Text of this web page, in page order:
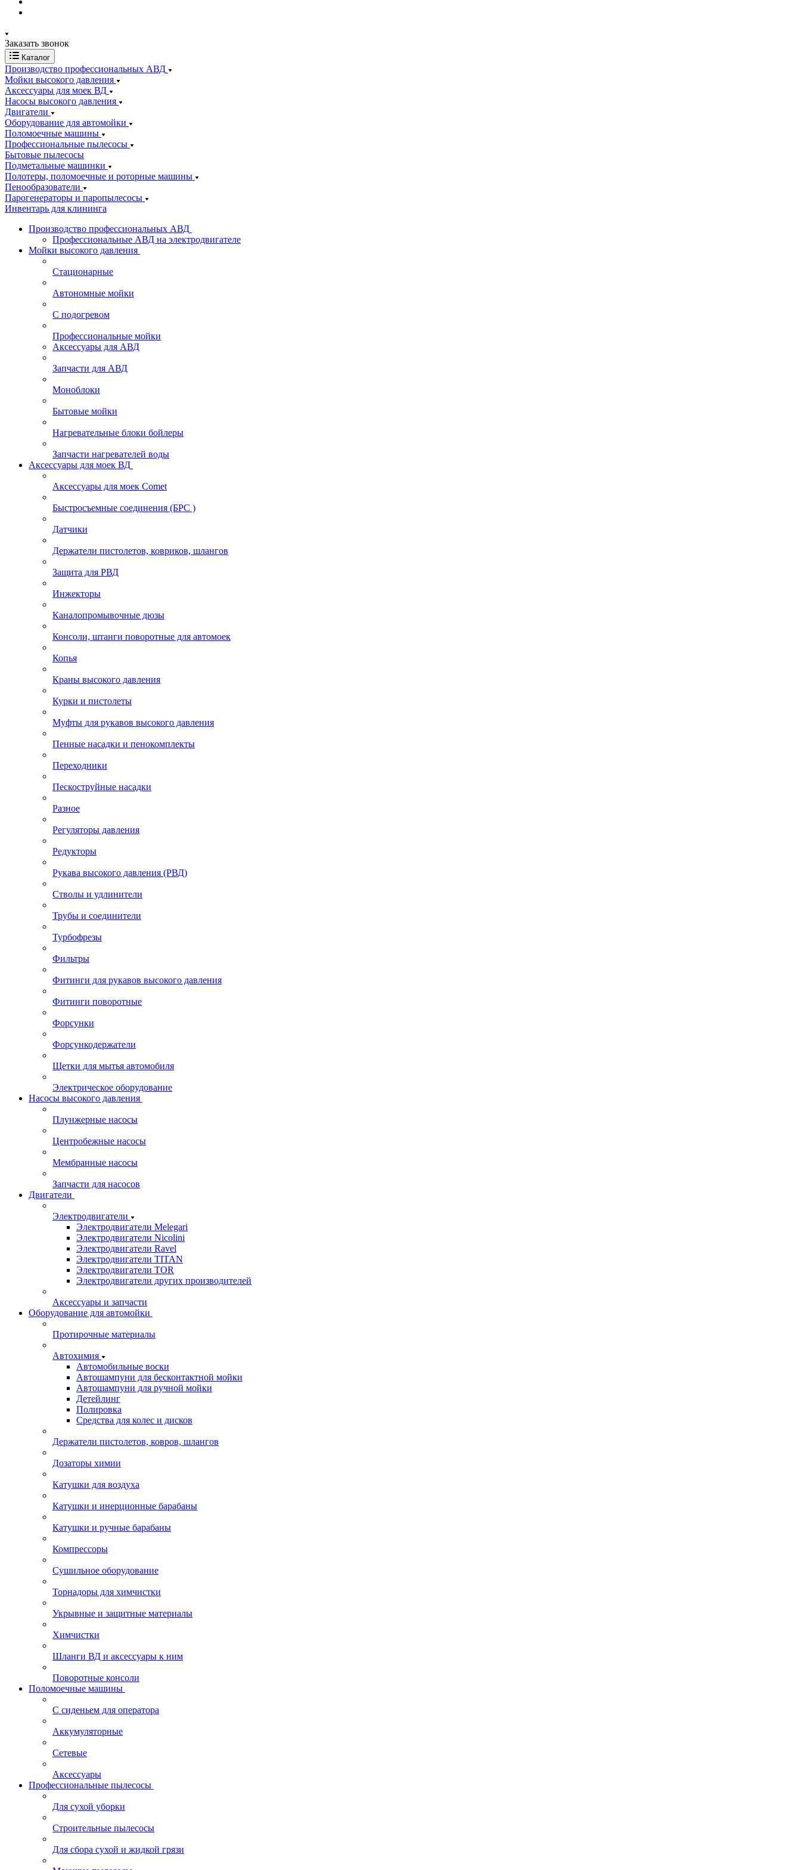
Заказать звонок
Каталог
Производство профессиональных АВД
Мойки высокого давления
Аксессуары для моек ВД
Насосы высокого давления
Двигатели
Оборудование для автомойки
Поломоечные машины
Профессиональные пылесосы
Бытовые пылесосы
Подметальные машинки
Полотеры, поломоечные и роторные машины
Пенообразователи
Парогенераторы и паропылесосы
Инвентарь для клининга
Производство профессиональных АВД
Профессиональные АВД на электродвигателе
Мойки высокого давления
Стационарные
Автономные мойки
С подогревом
Профессиональные мойки
Аксессуары для АВД
Запчасти для АВД
Моноблоки
Бытовые мойки
Нагревательные блоки бойлеры
Запчасти нагревателей воды
Аксессуары для моек ВД
Аксессуары для моек Comet
Быстросъемные соединения (БРС )
Датчики
Держатели пистолетов, ковриков, шлангов
Защита для РВД
Инжекторы
Каналопромывочные дюзы
Консоли, штанги поворотные для автомоек
Копья
Краны высокого давления
Курки и пистолеты
Муфты для рукавов высокого давления
Пенные насадки и пенокомплекты
Переходники
Пескоструйные насадки
Разное
Регуляторы давления
Редукторы
Рукава высокого давления (РВД)
Стволы и удлинители
Трубы и соединители
Турбофрезы
Фильтры
Фитинги для рукавов высокого давления
Фитинги поворотные
Форсунки
Форсункодержатели
Щетки для мытья автомобиля
Электрическое оборудование
Насосы высокого давления
Плунжерные насосы
Центробежные насосы
Мембранные насосы
Запчасти для насосов
Двигатели
Электродвигатели
Электродвигатели Melegari
Электродвигатели Nicolini
Электродвигатели Ravel
Электродвигатели TITAN
Электродвигатели TOR
Электродвигатели других производителей
Аксессуары и запчасти
Оборудование для автомойки
Протирочные материалы
Автохимия
Автомобильные воски
Автошампуни для бесконтактной мойки
Автошампуни для ручной мойки
Детейлинг
Полировка
Средства для колес и дисков
Держатели пистолетов, ковров, шлангов
Дозаторы химии
Катушки для воздуха
Катушки и инерционные барабаны
Катушки и ручные барабаны
Компрессоры
Сушильное оборудование
Торнадоры для химчистки
Укрывные и защитные материалы
Химчистки
Шланги ВД и аксессуары к ним
Поворотные консоли
Поломоечные машины
С сиденьем для оператора
Аккумуляторные
Сетевые
Аксессуары
Профессиональные пылесосы
Для сухой уборки
Строительные пылесосы
Для сбора сухой и жидкой грязи